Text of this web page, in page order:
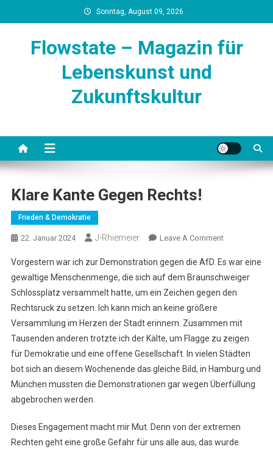
to
Sonntag, August 09, 2026
Flowstate – Magazin für
Lebenskunst und
Zukunftskultur
Klare Kante Gegen Rechts!
Frieden & Demokratie
22. Januar 2024 J-Rhiemeier Leave A CommentOn
Kante
Gegen
Rechts!
Vorgestern war ich zur Demonstration gegen die AfD. Es war eine
gewaltige Menschenmenge, die sich auf dem Braunschweiger
Schlossplatz versammelt hatte, um ein Zeichen gegen den
Rechtsruck zu setzen. Ich kann mich an keine größere
Versammlung im Herzen der Stadt erinnern. Zusammen mit
Tausenden anderen trotzte ich der Kälte, um Flagge zu zeigen
für Demokratie und eine offene Gesellschaft. In vielen Städten
bot sich an diesem Wochenende das gleiche Bild, in Hamburg und
München mussten die Demonstrationen gar wegen Überfüllung
abgebrochen werden.
Dieses Engagement macht mir Mut. Denn von der extremen
Rechten geht eine große Gefahr für uns alle aus, das wurde